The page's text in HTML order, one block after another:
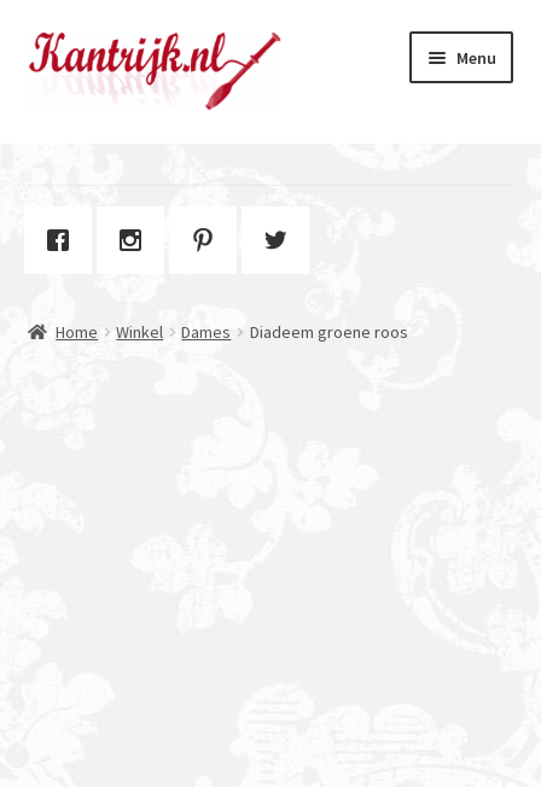
Ga
door
Ga
naar
Menu
Contact
Home Winkel Dames Diadeem groene roos